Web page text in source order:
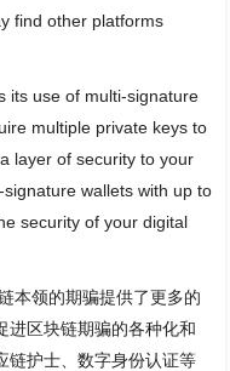
find other platforms
its use of multi-signature
multiple private keys to
layer of security to your
wallets with up to
security of your digital
本领的期骗提供了更多的
进区块链期骗的各种化和
链护士、数字身份认证等